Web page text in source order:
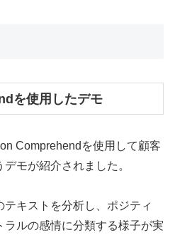
を使用したデモ
Comprehendを使用して顧客
モが紹介されました。
キストを分析し、ポジティ
ルの感情に分類する様子が実